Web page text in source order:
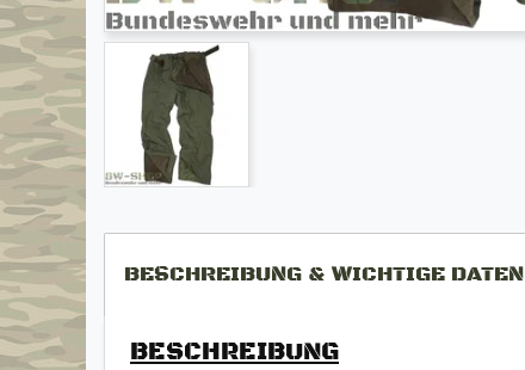
BESCHREIBUNG & WICHTIGE DATEN
BESCHREIBUNG